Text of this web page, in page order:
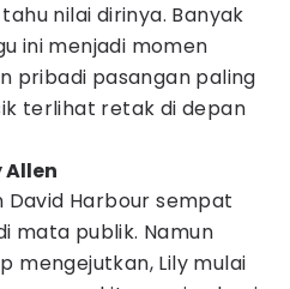
nilai dirinya. Banyak
ini menjadi momen
pribadi pasangan paling
terlihat retak di depan
Allen
David Harbour sempat
mata publik. Namun
mengejutkan, Lily mulai